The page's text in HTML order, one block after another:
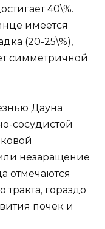
40\%.
имеется
(20-25\%),
симметричной
Дауна
сосудистой
незаращение
отмечаются
гораздо
почек и